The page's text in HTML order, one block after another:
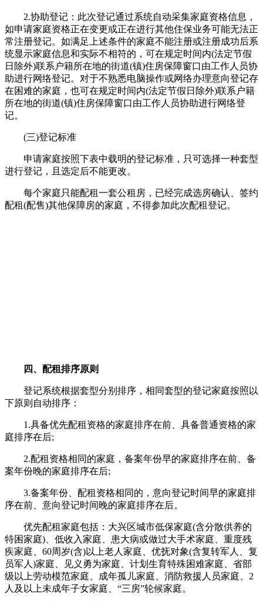
2.协助登记：此次登记通过系统自动采集家庭资格信息，
如申请家庭资格正在变更或正在进行其他住保业务可能无法正
常注册登记。如满足上述条件的家庭不能注册或注册成功后系
统显示家庭信息和实际不相符的，可在规定时间内(法定节假
日除外)联系户籍所在地的街道(镇)住房保障窗口由工作人员协
助进行网络登记。对于不熟悉电脑操作或网络办理意向登记存
在困难的家庭，也可在规定时间内(法定节假日除外)联系户籍
所在地的街道(镇)住房保障窗口由工作人员协助进行网络登
记。
(三)登记标准
申请家庭按照下表中载明的登记标准，只可选择一种套型
进行登记，且选定后不能更改。
每个家庭只能配租一套公租房，已经完成选房确认、签约
配租(配售)其他保障房的家庭，不得参加此次配租登记。
四、配租排序原则
登记系统根据套型分别排序，相同套型的登记家庭按照以
下原则自动排序：
1.具备优先配租资格的家庭排序在前、具备普通资格的家
庭排序在后;
2.配租资格相同的家庭，备案年份早的家庭排序在前、备
案年份晚的家庭排序在后;
3.备案年份、配租资格相同的，意向登记时间早的家庭排
序在前、意向登记时间晚的家庭排序在后。
优先配租家庭包括：大兴区城市低保家庭(含分散供养的
特困家庭)、低收入家庭、患大病或做过大手术家庭、重度残
疾家庭、60周岁(含)以上老人家庭、优抚对象(含复转军人、复
员军人)家庭、见义勇为家庭、计划生育特殊困难家庭、省部
级以上劳动模范家庭、成年孤儿家庭、消防救援人员家庭、2
人及以上未成年子女家庭、“三房”轮候家庭。